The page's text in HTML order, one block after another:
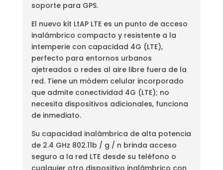
soporte para GPS.
El nuevo kit LtAP LTE es un punto de acceso
inalámbrico compacto y resistente a la
intemperie con capacidad 4G (LTE),
perfecto para entornos urbanos
ajetreados o redes al aire libre fuera de la
red. Tiene un módem celular incorporado
que admite conectividad 4G (LTE); no
necesita dispositivos adicionales, funciona
de inmediato.
Su capacidad inalámbrica de alta potencia
de 2.4 GHz 802.11b / g / n brinda acceso
seguro a la red LTE desde su teléfono o